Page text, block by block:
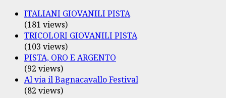
ITALIANI GIOVANILI PISTA
(181 views)
TRICOLORI GIOVANILI PISTA
(103 views)
PISTA, ORO E ARGENTO
(92 views)
Al via il Bagnacavallo Festival
(82 views)